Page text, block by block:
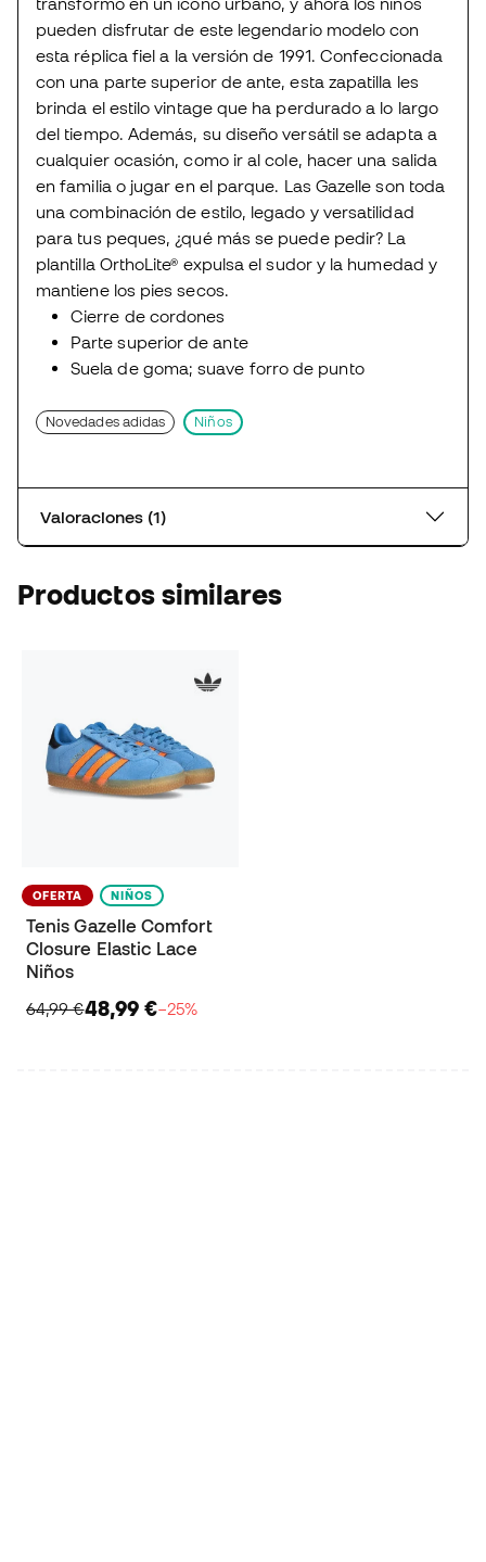
pueden disfrutar de este legendario modelo con
esta réplica fiel a la versión de 1991. Confeccionada
con una parte superior de ante, esta zapatilla les
brinda el estilo vintage que ha perdurado a lo largo
del tiempo. Además, su diseño versátil se adapta a
cualquier ocasión, como ir al cole, hacer una salida
en familia o jugar en el parque. Las Gazelle son toda
una combinación de estilo, legado y versatilidad
para tus peques, ¿qué más se puede pedir? La
plantilla OrthoLite® expulsa el sudor y la humedad y
mantiene los pies secos.
Cierre de cordones
Parte superior de ante
Suela de goma; suave forro de punto
Novedades adidas Niños
Valoraciones (1)
Productos similares
OFERTA NIÑOS
Tenis Gazelle Comfort
Closure Elastic Lace
Niños
64,99 €48,99 €−25%